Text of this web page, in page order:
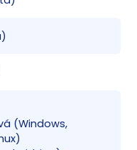
(Windows,